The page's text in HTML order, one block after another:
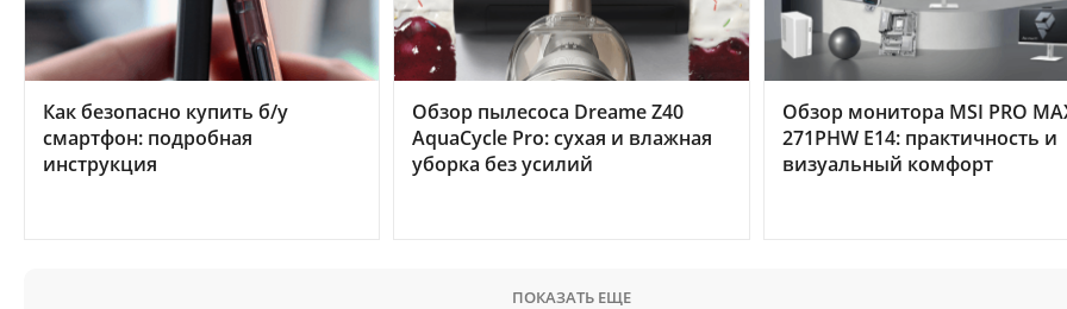
Как безопасно купить б/у
смартфон: подробная
инструкция
Обзор пылесоса Dreame Z40
AquaCycle Pro: сухая и влажная
уборка без усилий
Обзор монитора MSI PRO
271PHW E14: практичность и
визуальный комфорт
ПОКАЗАТЬ ЕЩЕ